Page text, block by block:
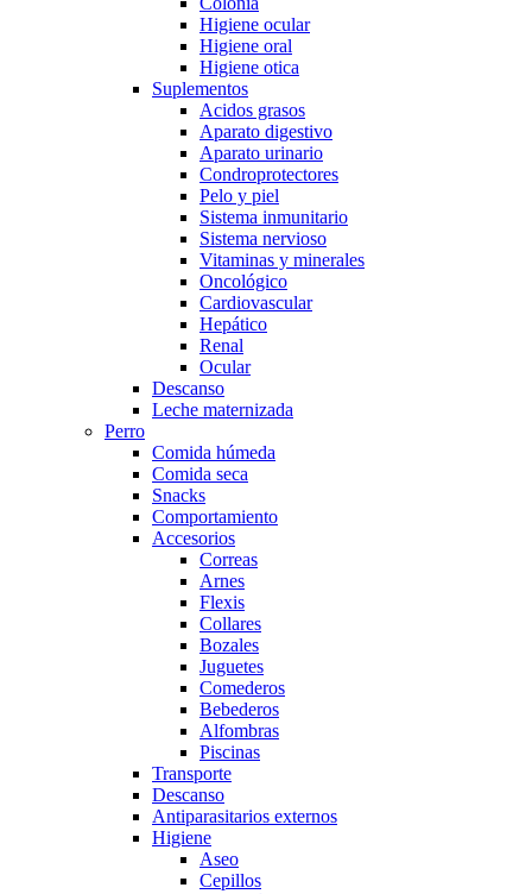
Higiene ocular
Higiene oral
Higiene otica
Suplementos
Acidos grasos
Aparato digestivo
Aparato urinario
Condroprotectores
Pelo y piel
Sistema inmunitario
Sistema nervioso
Vitaminas y minerales
Oncológico
Cardiovascular
Hepático
Renal
Ocular
Descanso
Leche maternizada
Perro
Comida húmeda
Comida seca
Snacks
Comportamiento
Accesorios
Correas
Arnes
Flexis
Collares
Bozales
Juguetes
Comederos
Bebederos
Alfombras
Piscinas
Transporte
Descanso
Antiparasitarios externos
Higiene
Aseo
Cepillos